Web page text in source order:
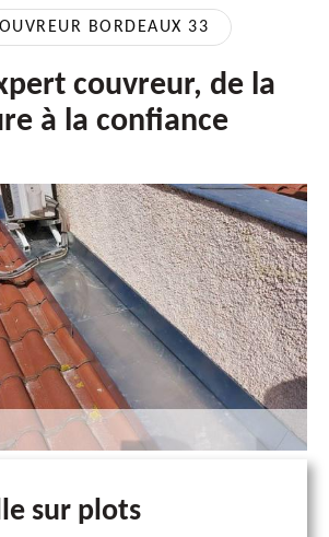
BORDEAUX 33
couvreur, de la
à la confiance
sur plots